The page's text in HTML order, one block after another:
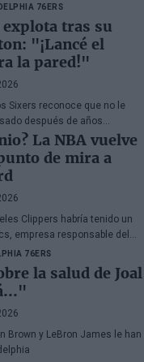
76ERS
tras su
"¡Lancé el
la pared!"
Sixers reconoce que no le
después de años
aunque admite su
en la que los Celtics
La NBA vuelve
de mira a
Clippers habría tenido un
empresa responsable del
Dome
76ERS
la salud de Joal
Brown y LeBron James le han